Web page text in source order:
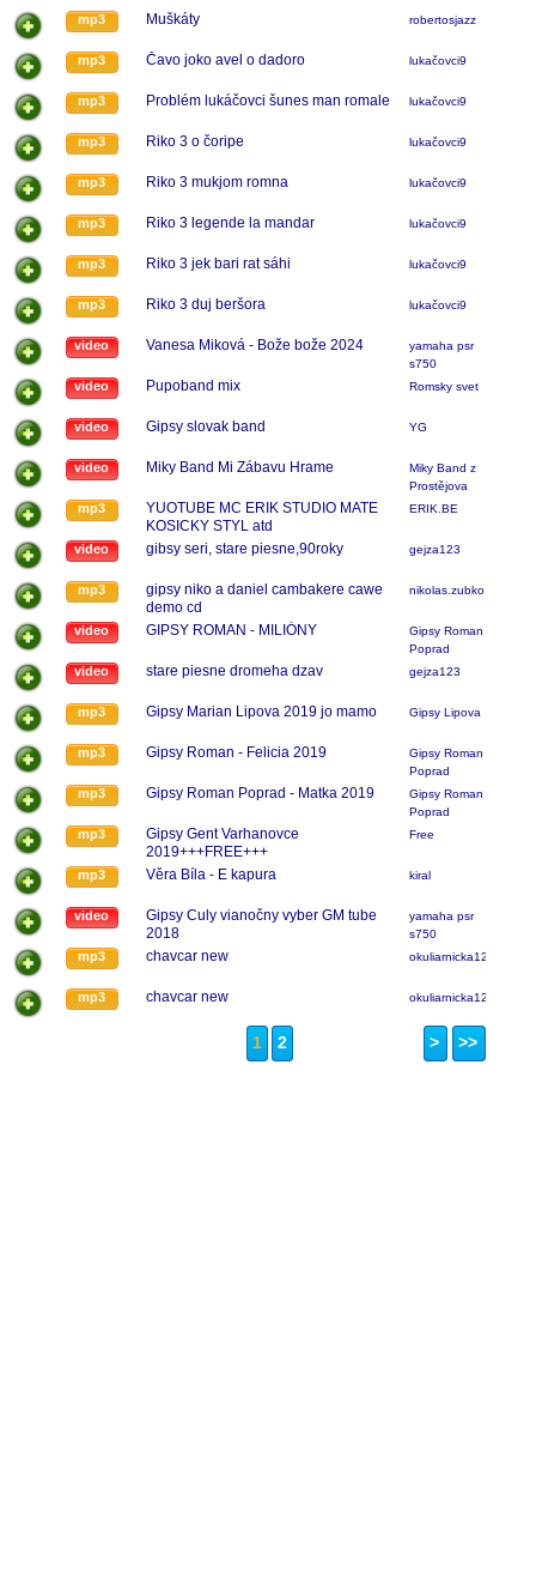
mp3 Muškáty robertosjazz
mp3 Čavo joko avel o dadoro lukačovci9
mp3 Problém lukáčovci šunes man romale lukačovci9
mp3 Riko 3 o čoripe lukačovci9
mp3 Riko 3 mukjom romna lukačovci9
mp3 Riko 3 legende la mandar lukačovci9
mp3 Riko 3 jek bari rat sáhi lukačovci9
mp3 Riko 3 duj beršora lukačovci9
video Vanesa Miková - Bože bože 2024
yamaha psr
s750
video Pupoband mix Romsky svet
video Gipsy slovak band YG
video Miky Band Mi Zábavu Hrame
Miky Band z
Prostějova
mp3
YUOTUBE MC ERIK STUDIO MATE
KOSICKY STYL atd
ERIK.BE
video gibsy seri, stare piesne,90roky gejza123
mp3
gipsy niko a daniel cambakere cawe
demo cd
nikolas.zubko
video GIPSY ROMAN - MILIÓNY
Gipsy Roman
Poprad
video stare piesne dromeha dzav gejza123
mp3 Gipsy Marian Lipova 2019 jo mamo Gipsy Lipova
mp3 Gipsy Roman - Felicia 2019
Gipsy Roman
Poprad
mp3 Gipsy Roman Poprad - Matka 2019
Gipsy Roman
Poprad
mp3
Gipsy Gent Varhanovce
2019+++FREE+++
Free
mp3 Věra Bíla - E kapura kiral
video
Gipsy Culy vianočny vyber GM tube
2018
yamaha psr
s750
mp3 chavcar new okuliarnicka123
mp3 chavcar new okuliarnicka123
1 2 > >>